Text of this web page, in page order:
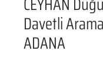
Davetli
ADANA